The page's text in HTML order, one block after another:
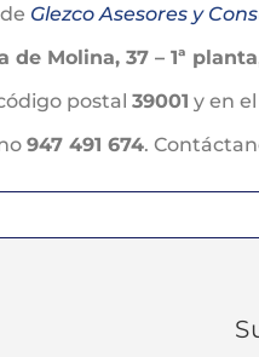
Glezco Asesores y
de Molina, 37 – 1ª planta
postal 39001 y en
947 491 674.